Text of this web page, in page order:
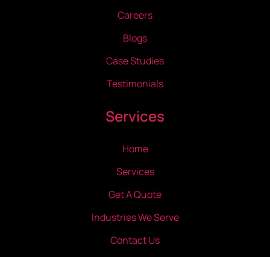
Careers
Blogs
Case Studies
Testimonials
Services
Home
Services
Get A Quote
Industries We Serve
Contact Us